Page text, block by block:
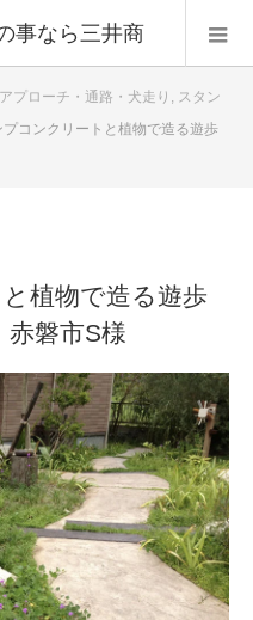
アプローチ・通路・犬走り , スタン
プコンクリートと植物で造る遊歩
植物で造る遊歩
磐市S様